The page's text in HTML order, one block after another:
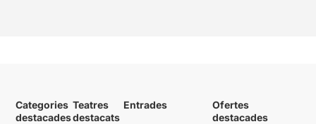
Categories
destacades
Teatres
destacats
Entrades
Ofertes
destacades